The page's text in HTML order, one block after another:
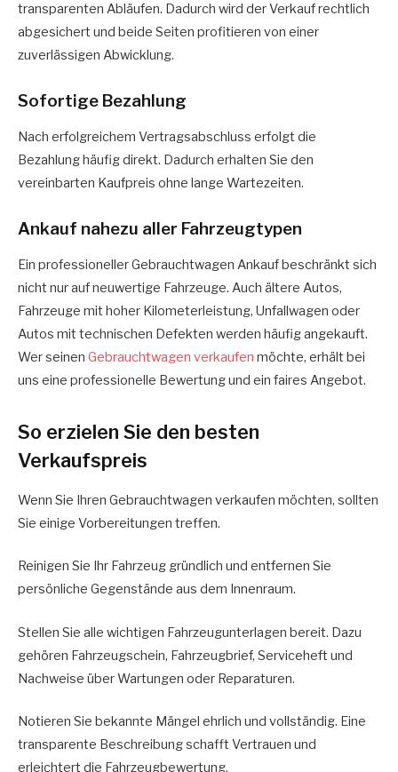
transparenten Abläufen. Dadurch wird der Verkauf rechtlich
abgesichert und beide Seiten profitieren von einer
zuverlässigen Abwicklung.
Sofortige Bezahlung
Nach erfolgreichem Vertragsabschluss erfolgt die
Bezahlung häufig direkt. Dadurch erhalten Sie den
vereinbarten Kaufpreis ohne lange Wartezeiten.
Ankauf nahezu aller Fahrzeugtypen
Ein professioneller Gebrauchtwagen Ankauf beschränkt sich
nicht nur auf neuwertige Fahrzeuge. Auch ältere Autos,
Fahrzeuge mit hoher Kilometerleistung, Unfallwagen oder
Autos mit technischen Defekten werden häufig angekauft.
Wer seinen Gebrauchtwagen verkaufen möchte, erhält bei
uns eine professionelle Bewertung und ein faires Angebot.
So erzielen Sie den besten
Verkaufspreis
Wenn Sie Ihren Gebrauchtwagen verkaufen möchten, sollten
Sie einige Vorbereitungen treffen.
Reinigen Sie Ihr Fahrzeug gründlich und entfernen Sie
persönliche Gegenstände aus dem Innenraum.
Stellen Sie alle wichtigen Fahrzeugunterlagen bereit. Dazu
gehören Fahrzeugschein, Fahrzeugbrief, Serviceheft und
Nachweise über Wartungen oder Reparaturen.
Notieren Sie bekannte Mängel ehrlich und vollständig. Eine
transparente Beschreibung schafft Vertrauen und
erleichtert die Fahrzeugbewertung.